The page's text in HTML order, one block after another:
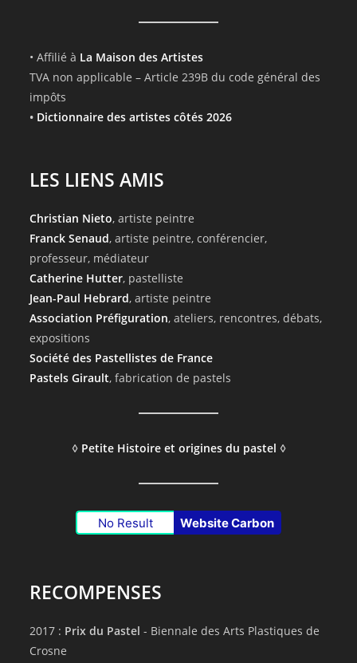
• Affilié à La Maison des Artistes
TVA non applicable – Article 239B du code général des
impôts
• Dictionnaire des artistes côtés 2026
LES LIENS AMIS
Christian Nieto, artiste peintre
Franck Senaud, artiste peintre, conférencier,
professeur, médiateur
Catherine Hutter, pastelliste
Jean-Paul Hebrard, artiste peintre
Association Préfiguration, ateliers, rencontres, débats,
expositions
Société des Pastellistes de France
Pastels Girault, fabrication de pastels
◊ Petite Histoire et origines du pastel ◊
No Result Website Carbon
RECOMPENSES
2017 : Prix du Pastel - Biennale des Arts Plastiques de
Crosne